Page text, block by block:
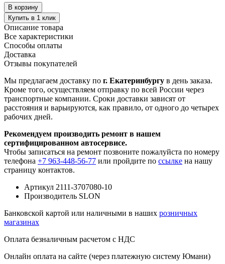
В корзину
Купить в 1 клик
Описание товара
Все характеристики
Способы оплаты
Доставка
Отзывы покупателей
Мы предлагаем доставку по г. Екатеринбургу в день заказа.
Кроме того, осуществляем отправку по всей России через
транспортные компании. Сроки доставки зависят от
расстояния и варьируются, как правило, от одного до четырех
рабочих дней.
Рекомендуем производить ремонт в нашем
сертифицированном автосервисе.
Чтобы записаться на ремонт позвоните пожалуйста по номеру
телефона +7 963-448-56-77 или пройдите по ссылке на нашу
страницу контактов.
Артикул 2111-3707080-10
Производитель SLON
Банковской картой или наличными в наших розничных
магазинах
Оплата безналичным расчетом с НДС
Онлайн оплата на сайте (через платежную систему Юмани)